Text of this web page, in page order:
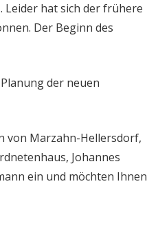
hat sich der frühere
Der Beginn des
der neuen
von Marzahn-Hellersdorf,
Johannes
ein und möchten Ihnen